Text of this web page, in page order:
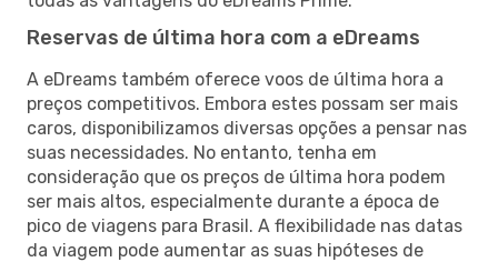
Reservas de última hora com a eDreams
A eDreams também oferece voos de última hora a
preços competitivos. Embora estes possam ser mais
caros, disponibilizamos diversas opções a pensar nas
suas necessidades. No entanto, tenha em
consideração que os preços de última hora podem
ser mais altos, especialmente durante a época de
pico de viagens para Brasil. A flexibilidade nas datas
da viagem pode aumentar as suas hipóteses de